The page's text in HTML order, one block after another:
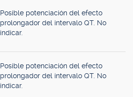
Posible potenciación del efecto
prolongador del intervalo QT. No
indicar.
Posible potenciación del efecto
prolongador del intervalo QT. No
indicar.